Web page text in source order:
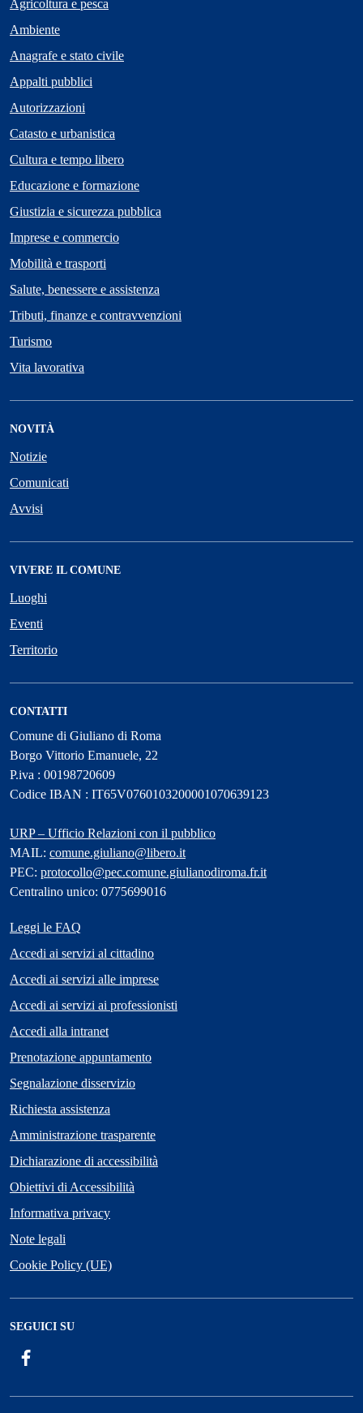
Agricoltura e pesca
Ambiente
Anagrafe e stato civile
Appalti pubblici
Autorizzazioni
Catasto e urbanistica
Cultura e tempo libero
Educazione e formazione
Giustizia e sicurezza pubblica
Imprese e commercio
Mobilità e trasporti
Salute, benessere e assistenza
Tributi, finanze e contravvenzioni
Turismo
Vita lavorativa
NOVITÀ
Notizie
Comunicati
Avvisi
VIVERE IL COMUNE
Luoghi
Eventi
Territorio
CONTATTI
Comune di Giuliano di Roma
Borgo Vittorio Emanuele, 22
P.iva : 00198720609
Codice IBAN : IT65V0760103200001070639123
URP – Ufficio Relazioni con il pubblico
MAIL: comune.giuliano@libero.it
PEC: protocollo@pec.comune.giulianodiroma.fr.it
Centralino unico: 0775699016
Leggi le FAQ
Accedi ai servizi al cittadino
Accedi ai servizi alle imprese
Accedi ai servizi ai professionisti
Accedi alla intranet
Prenotazione appuntamento
Segnalazione disservizio
Richiesta assistenza
Amministrazione trasparente
Dichiarazione di accessibilità
Obiettivi di Accessibilità
Informativa privacy
Note legali
Cookie Policy (UE)
SEGUICI SU